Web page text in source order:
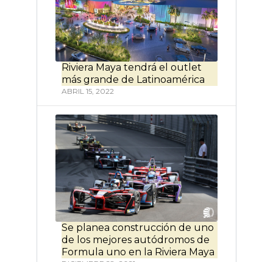
Riviera Maya tendrá el outlet
más grande de Latinoamérica
ABRIL 15, 2022
Se planea construcción de uno
de los mejores autódromos de
Formula uno en la Riviera Maya